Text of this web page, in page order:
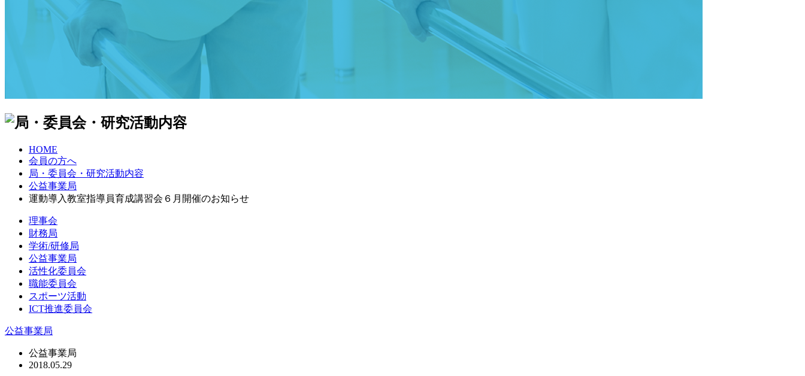
HOME
会員の方へ
局・委員会・研究活動内容
公益事業局
運動導入教室指導員育成講習会６月開催のお知らせ
理事会
財務局
学術/研修局
公益事業局
活性化委員会
職能委員会
スポーツ活動
ICT推進委員会
公益事業局
公益事業局
2018.05.29